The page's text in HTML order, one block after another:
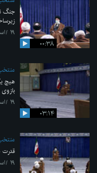
۰۰:۳۸
جنگ
۱۹ /اسفند/ ۱۴۰۰
۰۳:۱۴
هیچ
۱۹ /اسفند/ ۱۴۰۰
قدرت
۱۹ /اسفند/ ۱۴۰۰